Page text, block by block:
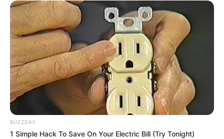
Felrobbantotta az internetet egy vidéki gazda
videója, amelyben keményen kiosztotta Magyar
Pétert. A gazda élesen kritizálta Magyar Pétert,
akinek politikája szerinte veszélyezteti a magyar
mezőgazdaság jövőjét.
A felvétel már több százezres nézettségnél jár,
eddig már közel 16 ezer lájkot és háromezer
BUZZDAY
1 Simple Hack To Save On Your Electric Bill (Try Tonight)